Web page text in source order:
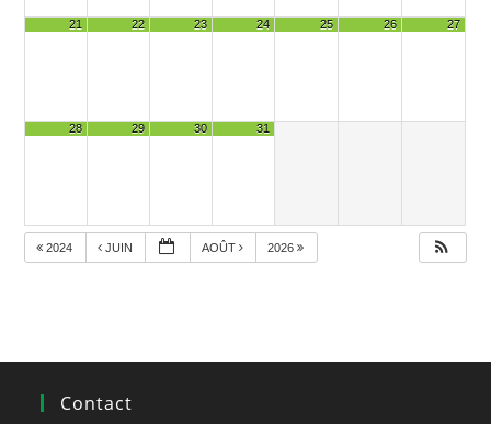
21 22 23 24 25 26 27
28 29 30 31
2024 JUIN AOÛT 2026
Contact